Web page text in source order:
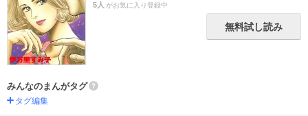
5人 がお気に入り登録中
無料試し読み
みんなのまんがタグ
タグ編集